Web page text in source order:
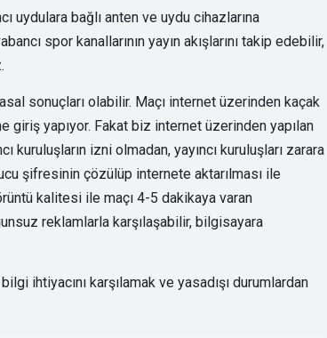
uydulara bağlı anten ve uydu cihazlarına
spor kanallarının yayın akışlarını takip edebilir,
sonuçları olabilir. Maçı internet üzerinden kaçak
yapıyor. Fakat biz internet üzerinden yapılan
kuruluşların izni olmadan, yayıncı kuruluşları zarara
şifresinin çözülüp internete aktarılması ile
kalitesi ile maçı 4-5 dakikaya varan
reklamlarla karşılaşabilir, bilgisayara
ihtiyacını karşılamak ve yasadışı durumlardan